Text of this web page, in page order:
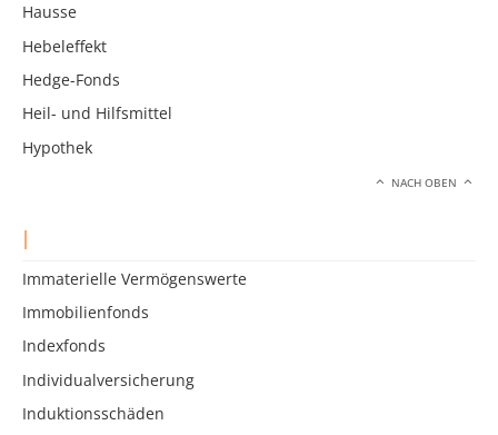
Hausse
Hebeleffekt
Hedge-Fonds
Heil- und Hilfsmittel
Hypothek
NACH OBEN
I
Immaterielle Vermögenswerte
Immobilienfonds
Indexfonds
Individualversicherung
Induktionsschäden